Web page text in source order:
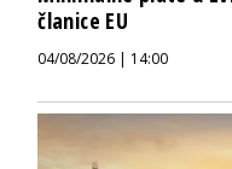
članice EU
04/08/2026 | 14:00